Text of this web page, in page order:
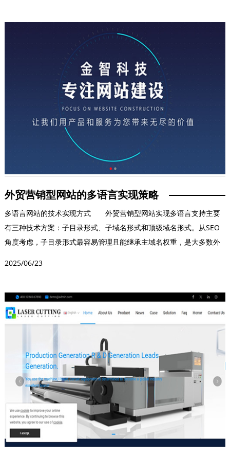
外贸营销型网站的多语言实现策略
多语言网站的技术实现方式 外贸营销型网站实现多语言支持主要
有三种技术方案：子目录形式、子域名形式和顶级域名形式。从SEO
角度考虑，子目录形式最容易管理且能继承主域名权重，是大多数外
2025/06/23